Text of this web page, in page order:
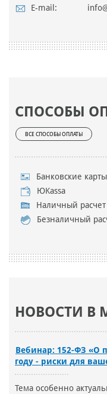
E-mail:
СПОСОБЫ
ВСЕ СПОСОБЫ ОПЛАТЫ
Банковские карты
ЮKassa
Наличный расчет
Безналичный
НОВОСТИ В
Вебинар: 152-ФЗ «О
году - риски для
Тема особенно